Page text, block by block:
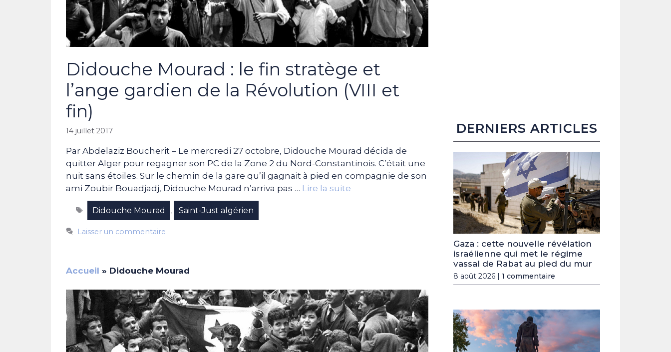
Didouche Mourad : le fin stratège et
l’ange gardien de la Révolution (VIII et
fin)
14 juillet 2017
Par Abdelaziz Boucherit – Le mercredi 27 octobre, Didouche Mourad décida de
quitter Alger pour regagner son PC de la Zone 2 du Nord-Constantinois. C’était une
nuit sans étoiles. Sur le chemin de la gare qu’il gagnait à pied en compagnie de son
ami Zoubir Bouadjadj, Didouche Mourad n’arriva pas … Lire la suite
Étiquettes
Didouche Mourad , Saint-Just algérien
Laisser un commentaire
Accueil » Didouche Mourad
DERNIERS ARTICLES
Gaza : cette nouvelle révélation
israélienne qui met le régime
vassal de Rabat au pied du mur
8 août 2026 | 1 commentaire